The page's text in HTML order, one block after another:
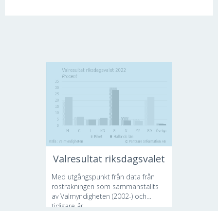
Valresultat riksdagsvalet
Med utgångspunkt från data från
rösträkningen som sammanställts
av Valmyndigheten (2002-) och
tidigare år...